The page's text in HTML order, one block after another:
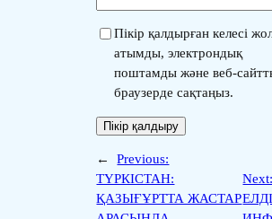
Пікір қалдырған келесі
атымды, электрондық
поштамды және веб-
браузерде сақтаңыз.
←
Previous:
ТҮРКІСТАН:
ҚАЗЫҒҰРТТА ЖАСТАР